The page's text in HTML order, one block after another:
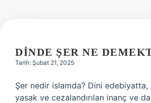
DINDE ŞER NE
Tarih: Şubat 21, 2025
Şer nedir islamda? Dini edebiyatta,
yasak ve cezalandırılan inanç ve